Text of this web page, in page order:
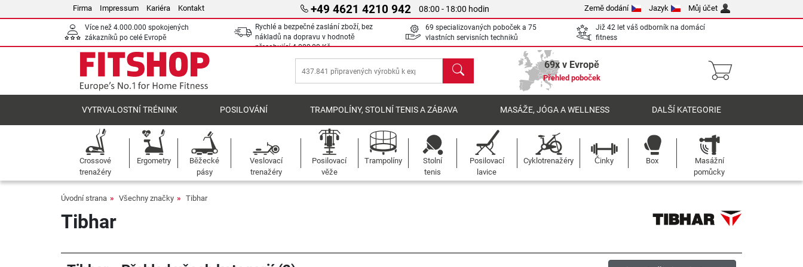
Firma Impressum Kariéra Kontakt +49 4621 4210 942 08:00 - 18:00 hodin Země dodání Jazyk Můj účet
Více než 4.000.000 spokojených
zákazníků po celé Evropě
Rychlé a bezpečné zaslání zboží, bez
nákladů na dopravu v hodnotě
přesahující4 000,00 Kč
69 specializovaných poboček a 75
vlastních servisních techniků
Již 42 let váš odborník na domácí
fitness
Hledat 69x v Evropě
Přehled poboček
VYTRVALOSTNÍ TRÉNINK POSILOVÁNÍ TRAMPOLÍNY, STOLNÍ TENIS A ZÁBAVA MASÁŽE, JÓGA A WELLNESS DALŠÍ KATEGORIE
Crossové
trenažéry
Ergometry
Běžecké
pásy
Veslovací
trenažéry
Posilovací
věže
Trampolíny
Stolní
tenis
Posilovací
lavice
Cyklotrenažéry Činky Box
Masážní
pomůcky
Úvodní strana Všechny značky Tibhar
Tibhar